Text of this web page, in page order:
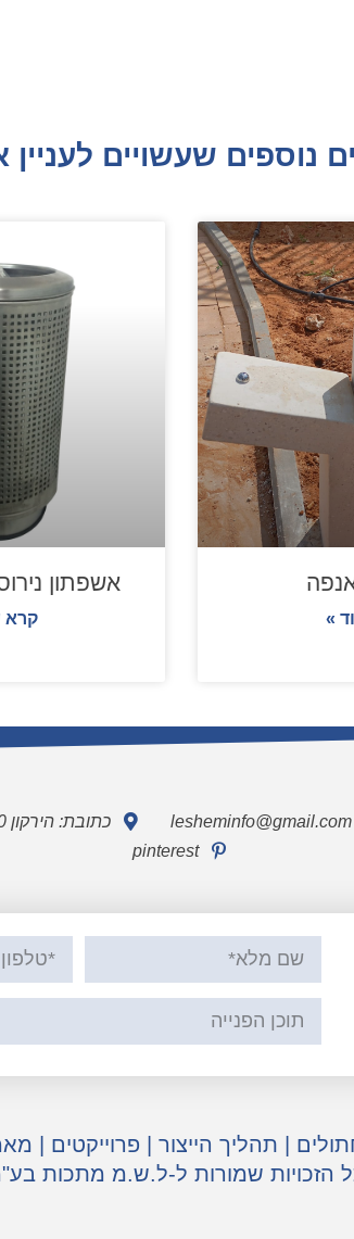
נוספים שעשויים לעניין
»
אשפתון
קרא
lesheminfo@gmail.com כתובת: הירקון 10 יבנה, מיקוד 8122713
pinterest
| תהליך הייצור | פרוייקטים |
הזכויות שמורות ל-ל.ש.מ מתכות